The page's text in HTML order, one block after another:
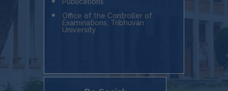
Office of the Controller of
Examinations, Tribhuvan
University